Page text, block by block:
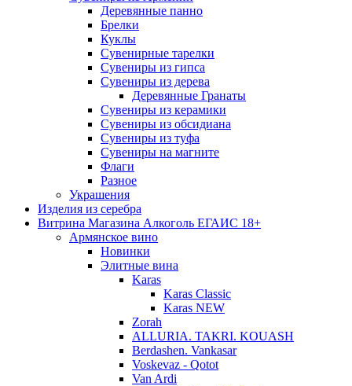
Деревянные панно
Брелки
Куклы
Сувенирные тарелки
Сувениры из гипса
Сувениры из дерева
Деревянные Гранаты
Сувениры из керамики
Сувениры из обсидиана
Сувениры из туфа
Сувениры на магните
Флаги
Разное
Украшения
Изделия из серебра
Витрина Магазина Алкоголь ЕГАИС 18+
Армянское вино
Новинки
Элитные вина
Karas
Karas Classic
Karas NEW
Zorah
ALLURIA. TAKRI. KOUASH
Berdashen. Vankasar
Voskevaz - Qotot
Van Ardi